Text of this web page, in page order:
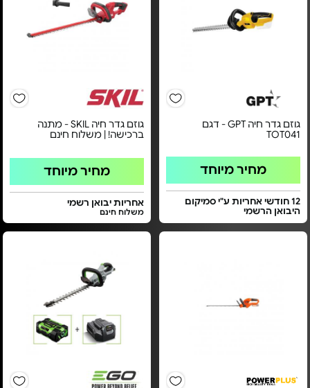
גוזם גדר חיה GPT - דגם
TOT041
מחיר מיוחד
12 חודשי אחריות ע"י סמיקום
היבואן הרשמי
גוזם גדר חיה SKIL - מתנה
ברכישה! | משלוח חינם
מחיר מיוחד
אחריות יבואן רשמי
משלוח חינם